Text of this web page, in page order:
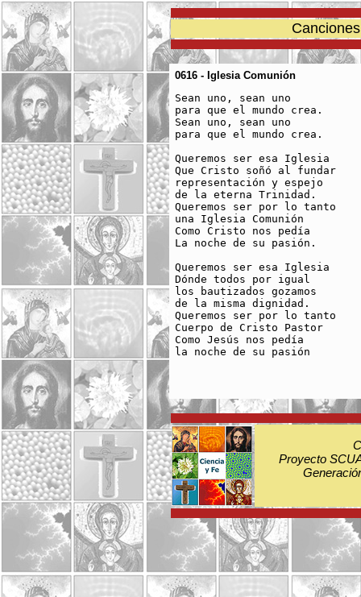
0616 - Iglesia Comunión
Sean uno, sean uno
para que el mundo crea.
Sean uno, sean uno
para que el mundo crea.
Queremos ser esa Iglesia
Que Cristo soñó al fundar
representación y espejo
de la eterna Trinidad.
Queremos ser por lo tanto
una Iglesia Comunión
Como Cristo nos pedía
La noche de su pasión.
Queremos ser esa Iglesia
Dónde todos por igual
los bautizados gozamos
de la misma dignidad.
Queremos ser por lo tanto
Cuerpo de Cristo Pastor
Como Jesús nos pedía
la noche de su pasión
Proyecto